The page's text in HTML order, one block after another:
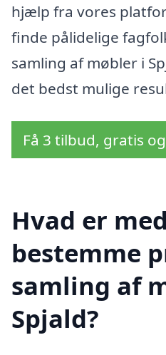
hjælp fra vores
finde pålidelige
samling af møbler i
det bedst mulige
Få 3 tilbud, gratis
Hvad er
bestemme
samling af
Spjald?